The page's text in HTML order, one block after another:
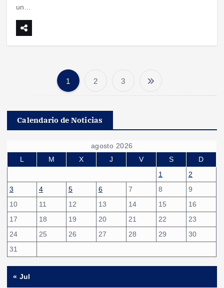
un…
a
g
i
a
c
i
1 2 3
Calendario de Noticias
agosto 2026
L
M X J V S
D
1
2
3
4 5 6 7 8
9
10
11 12 13 14 15
16
17
18 19 20 21 22
23
24
25 26 27 28 29
30
31
« Jul